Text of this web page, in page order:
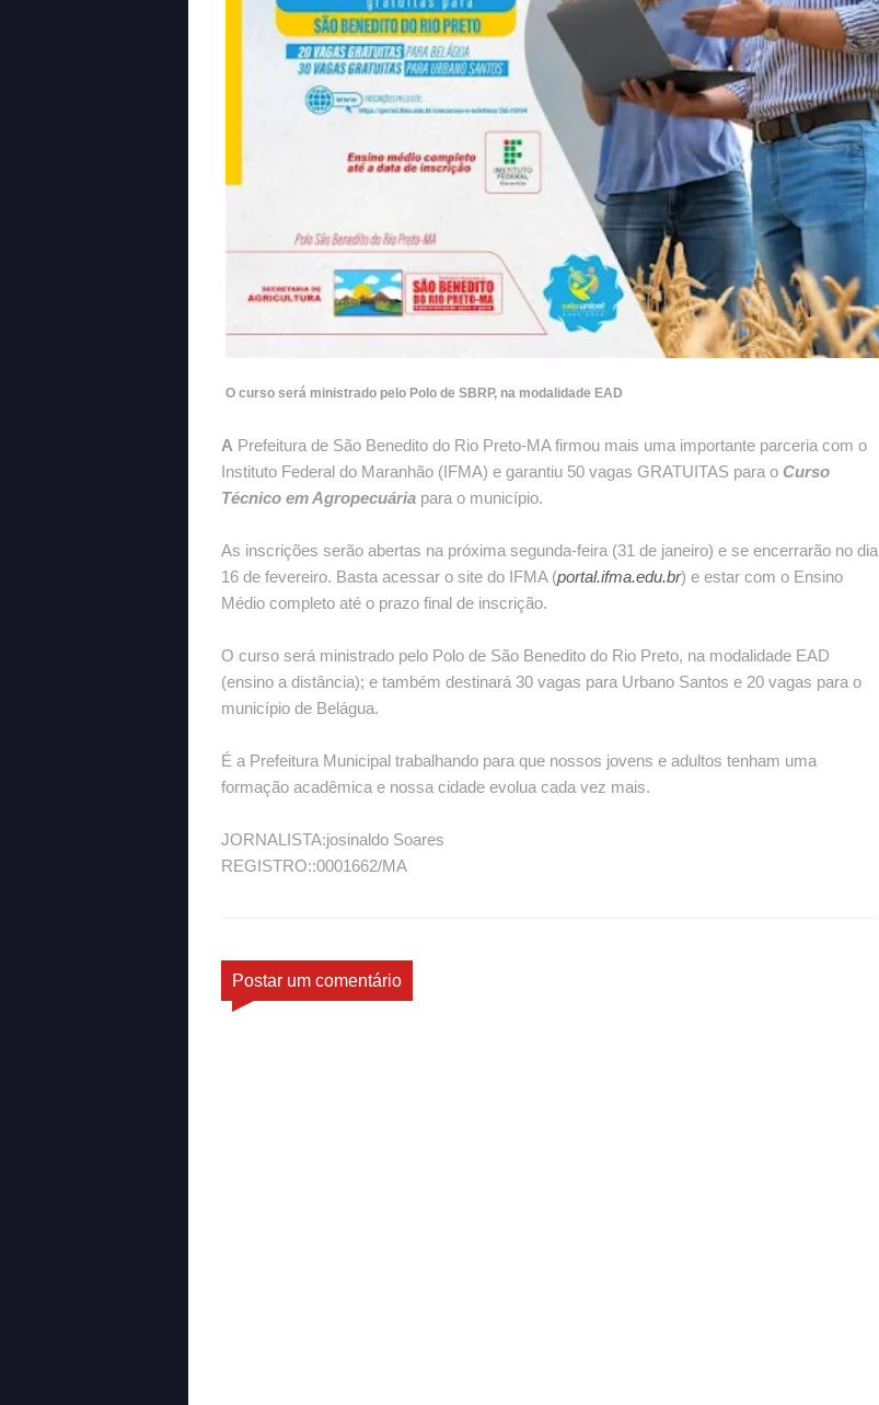
O curso será ministrado pelo Polo de SBRP, na modalidade EAD
A Prefeitura de São Benedito do Rio Preto-MA firmou mais uma importante parceria com o
Instituto Federal do Maranhão (IFMA) e garantiu 50 vagas GRATUITAS para o Curso
Técnico em Agropecuária para o município.
As inscrições serão abertas na próxima segunda-feira (31 de janeiro) e se encerrarão no dia
16 de fevereiro. Basta acessar o site do IFMA (portal.ifma.edu.br) e estar com o Ensino
Médio completo até o prazo final de inscrição.
O curso será ministrado pelo Polo de São Benedito do Rio Preto, na modalidade EAD
(ensino a distância); e também destinará 30 vagas para Urbano Santos e 20 vagas para o
município de Belágua.
É a Prefeitura Municipal trabalhando para que nossos jovens e adultos tenham uma
formação acadêmica e nossa cidade evolua cada vez mais.
JORNALISTA:josinaldo Soares
REGISTRO::0001662/MA
Postar um comentário